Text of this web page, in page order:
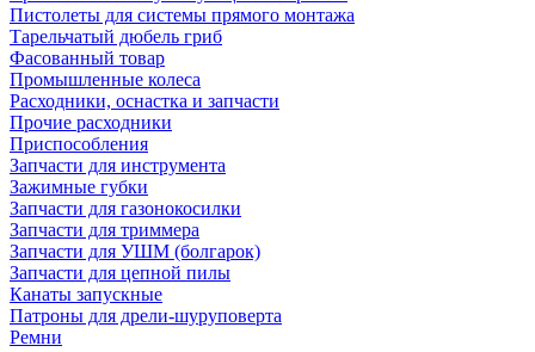
Пистолеты для системы прямого монтажа
Тарельчатый дюбель гриб
Фасованный товар
Промышленные колеса
Расходники, оснастка и запчасти
Прочие расходники
Приспособления
Запчасти для инструмента
Зажимные губки
Запчасти для газонокосилки
Запчасти для триммера
Запчасти для УШМ (болгарок)
Запчасти для цепной пилы
Канаты запускные
Патроны для дрели-шуруповерта
Ремни